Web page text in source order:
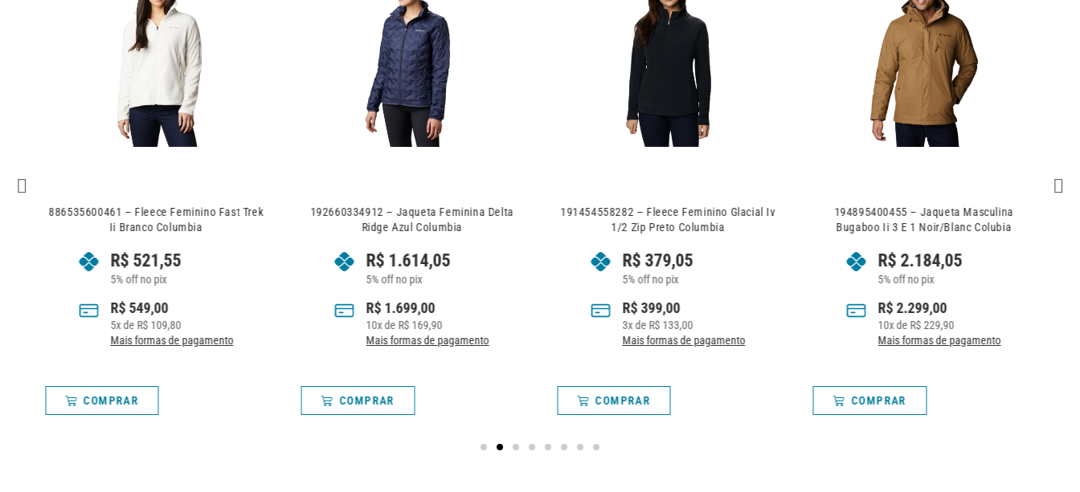
886535600461 – Fleece Feminino Fast Trek
Ii Branco Columbia
R$ 521,55
5% off no pix
R$ 549,00
5x de R$ 109,80
Mais formas de pagamento
COMPRAR
192660334912 – Jaqueta Feminina Delta
Ridge Azul Columbia
R$ 1.614,05
5% off no pix
R$ 1.699,00
10x de R$ 169,90
Mais formas de pagamento
COMPRAR
191454558282 – Fleece Feminino Glacial Iv
1/2 Zip Preto Columbia
R$ 379,05
5% off no pix
R$399,00
3x de R$ 133,00
Mais formas de pagamento
COMPRAR
194895400455 – Jaqueta Masculina
Bugaboo Ii 3 E 1 Noir/Blanc Colubia
R$ 2.184,05
5% off no pix
R$2.299,00
10x de R$ 229,90
Mais formas de pagamento
COMPRAR